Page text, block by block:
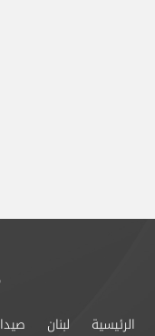
الرئيسية لبنان صيدا